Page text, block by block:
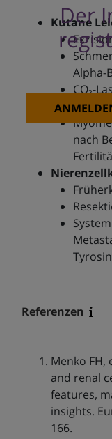
Der
Kutane
Alpha-
CO₂-
Uterine
nach
Referenzen
Menko
and renal
features,
insights.
166.